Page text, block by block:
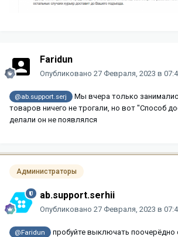
Faridun
Опубликовано 27 Февраля, 2023 в
@ab.support.serj
Мы вчера только
товаров ничего не трогали, но вот "Способ
делали он не появлялся
Администраторы
ab.support.serhii
Опубликовано 27 Февраля, 2023 в
@Faridun
пробуйте выключать поочерёдно